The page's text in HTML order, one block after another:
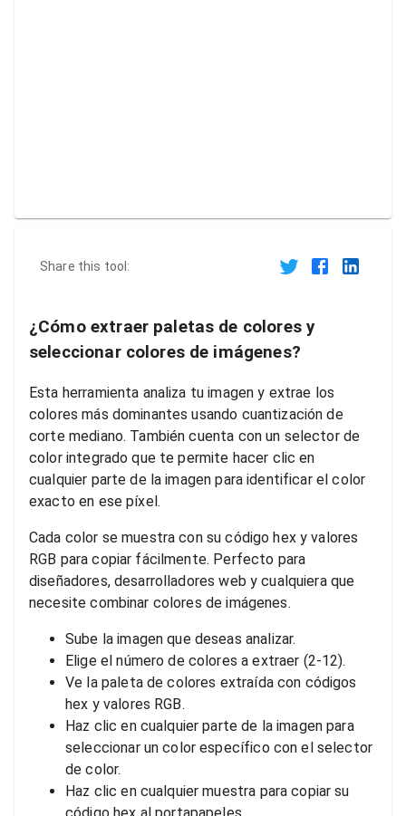
Share this tool:
¿Cómo extraer paletas de colores y
seleccionar colores de imágenes?
Esta herramienta analiza tu imagen y extrae los
colores más dominantes usando cuantización de
corte mediano. También cuenta con un selector de
color integrado que te permite hacer clic en
cualquier parte de la imagen para identificar el color
exacto en ese píxel.
Cada color se muestra con su código hex y valores
RGB para copiar fácilmente. Perfecto para
diseñadores, desarrolladores web y cualquiera que
necesite combinar colores de imágenes.
Sube la imagen que deseas analizar.
Elige el número de colores a extraer (2-12).
Ve la paleta de colores extraída con códigos
hex y valores RGB.
Haz clic en cualquier parte de la imagen para
seleccionar un color específico con el selector
de color.
Haz clic en cualquier muestra para copiar su